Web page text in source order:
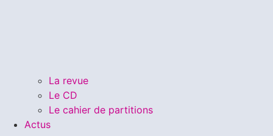
La revue
Le CD
Le cahier de partitions
Actus